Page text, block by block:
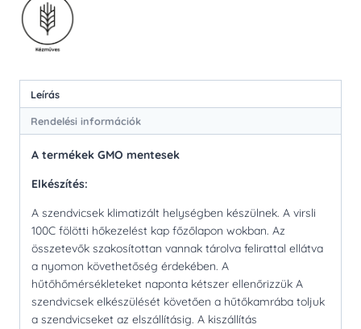
Leírás
Rendelési információk
A termékek GMO mentesek
Elkészítés:
A szendvicsek klimatizált helységben készülnek. A virsli
100C fölötti hőkezelést kap főzőlapon wokban. Az
összetevők szakosítottan vannak tárolva felirattal ellátva
a nyomon követhetőség érdekében. A
hűtőhőmérsékleteket naponta kétszer ellenőrizzük A
szendvicsek elkészülését követően a hűtőkamrába toljuk
a szendvicseket az elszállításig. A kiszállítás